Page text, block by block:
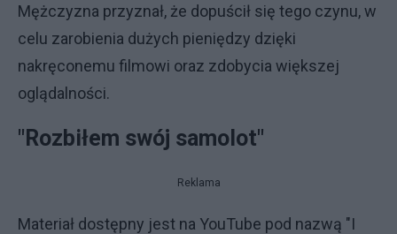
Mężczyzna przyznał, że dopuścił się tego czynu, w
celu zarobienia dużych pieniędzy dzięki
nakręconemu filmowi oraz zdobycia większej
oglądalności.
"Rozbiłem swój samolot"
Reklama
Materiał dostępny jest na YouTube pod nazwą "I